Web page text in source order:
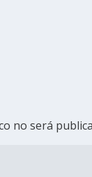
no será